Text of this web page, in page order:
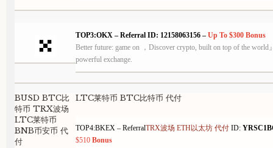
TOP3:OKX – Referral ID: 12158063156 – Up To $300 Bonus
Better future: game on ，Discover crypto, built on top of the world
powerful exchange.
BUSD BTC比
特币 TRX波场
LTC莱特币
BNB币安币 代
付
LTC莱特币 BTC比特币 代付
TOP4:BKEX – ReferralTRX波场 ETH以太坊 代付 ID:
$510 Bonus